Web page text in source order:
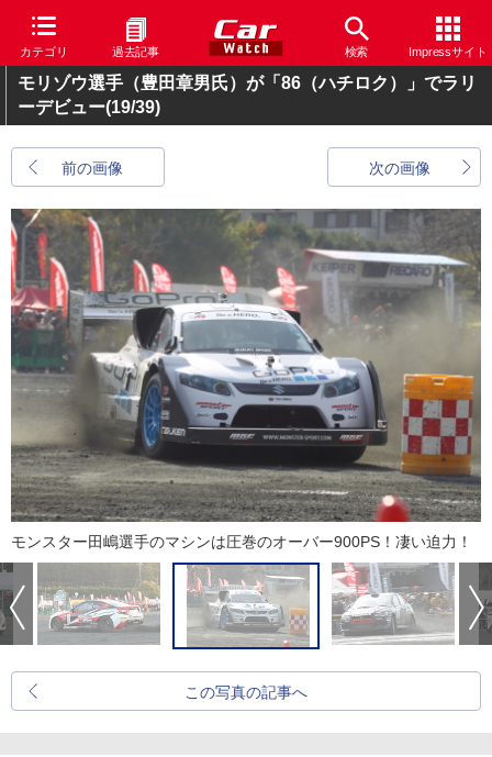
カテゴリ 過去記事 検索 Impressサイト
モリゾウ選手（豊田章男氏）が「86（ハチロク）」でラリ
ーデビュー(19/39)
前の画像 次の画像
モンスター田嶋選手のマシンは圧巻のオーバー900PS！凄い迫力！
この写真の記事へ